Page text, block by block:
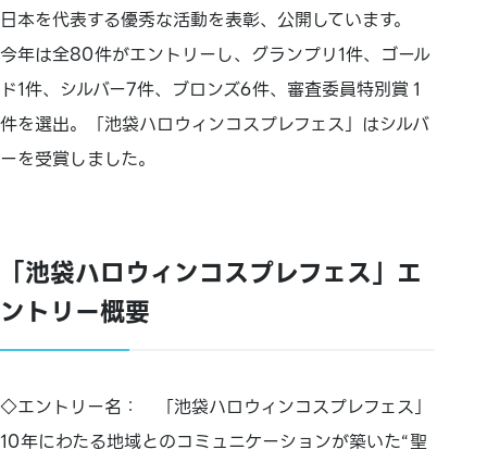
日本を代表する優秀な活動を表彰、公開しています。
今年は全80件がエントリーし、グランプリ1件、ゴール
ド1件、シルバー7件、ブロンズ6件、審査委員特別賞１
件を選出。「池袋ハロウィンコスプレフェス」はシルバ
ーを受賞しました。
「池袋ハロウィンコスプレフェス」エ
ントリー概要
◇エントリー名： 「池袋ハロウィンコスプレフェス」
10年にわたる地域とのコミュニケーションが築いた“聖